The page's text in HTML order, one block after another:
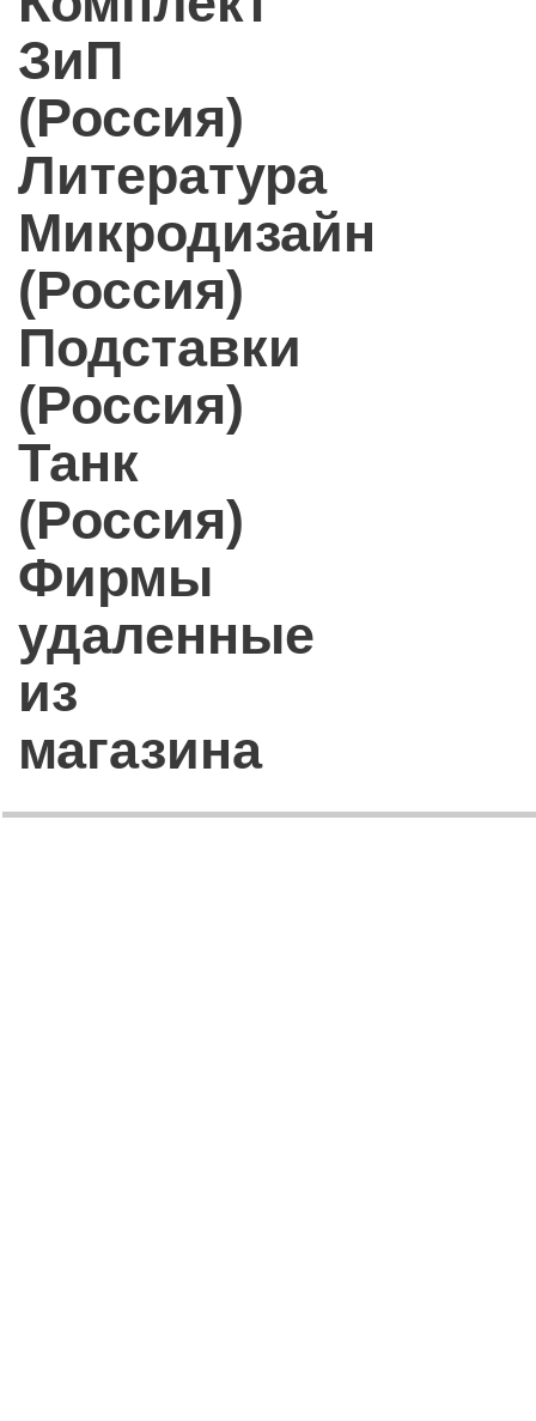
ЗиП
(Россия)
Литература
Микродизайн
(Россия)
Подставки
(Россия)
Танк
(Россия)
Фирмы
удаленные
из
магазина